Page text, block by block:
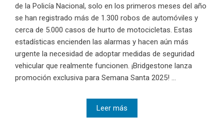
de la Policía Nacional, solo en los primeros meses del año
se han registrado más de 1.300 robos de automóviles y
cerca de 5.000 casos de hurto de motocicletas. Estas
estadísticas encienden las alarmas y hacen aún más
urgente la necesidad de adoptar medidas de seguridad
vehicular que realmente funcionen. ¡Bridgestone lanza
promoción exclusiva para Semana Santa 2025! ...
Leer más